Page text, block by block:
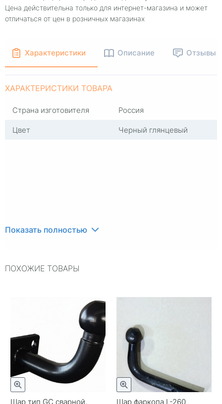
Цена действительна только для интернет-магазина и может
отличаться от цен в розничных магазинах
Характеристики Описание Отзывы
ХАРАКТЕРИСТИКИ ТОВАРА
Страна изготовителя
Россия
Цвет
Черный глянцевый
Показать полностью
ПОХОЖИЕ ТОВАРЫ
Шар тип GC сварной, Шар фаркопа L-260